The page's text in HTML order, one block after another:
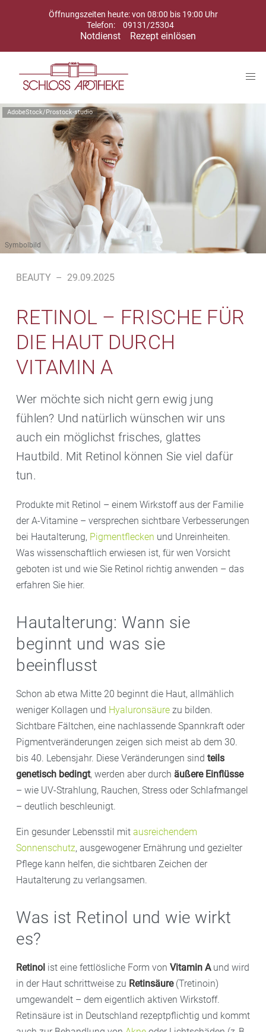
Öffnungszeiten heute: von 08:00 bis 19:00 Uhr
Telefon:
09131/25304
Notdienst Rezept einlösen
AdobeStock/Prostock-studio
Symbolbild
BEAUTY – 29.09.2025
RETINOL – FRISCHE FÜR
DIE HAUT DURCH
VITAMIN A
Wer möchte sich nicht gern ewig jung
fühlen? Und natürlich wünschen wir uns
auch ein möglichst frisches, glattes
Hautbild. Mit Retinol können Sie viel dafür
tun.
Produkte mit Retinol – einem Wirkstoff aus der Familie
der A-Vitamine – versprechen sichtbare Verbesserungen
bei Hautalterung, Pigmentflecken und Unreinheiten.
Was wissenschaftlich erwiesen ist, für wen Vorsicht
geboten ist und wie Sie Retinol richtig anwenden – das
erfahren Sie hier.
Hautalterung: Wann sie
beginnt und was sie
beeinflusst
Schon ab etwa Mitte 20 beginnt die Haut, allmählich
weniger Kollagen und Hyaluronsäure zu bilden.
Sichtbare Fältchen, eine nachlassende Spannkraft oder
Pigmentveränderungen zeigen sich meist ab dem 30.
bis 40. Lebensjahr. Diese Veränderungen sind teils
genetisch bedingt, werden aber durch äußere Einflüsse
– wie UV-Strahlung, Rauchen, Stress oder Schlafmangel
– deutlich beschleunigt.
Ein gesunder Lebensstil mit ausreichendem
Sonnenschutz, ausgewogener Ernährung und gezielter
Pflege kann helfen, die sichtbaren Zeichen der
Hautalterung zu verlangsamen.
Was ist Retinol und wie wirkt
es?
Retinol ist eine fettlösliche Form von Vitamin Aund wird
in der Haut schrittweise zu Retinsäure(Tretinoin)
umgewandelt – dem eigentlich aktiven Wirkstoff.
Retinsäure ist in Deutschland rezeptpflichtig und kommt